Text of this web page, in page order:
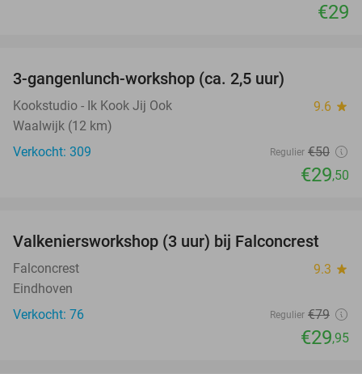
€29
3-gangenlunch-workshop (ca. 2,5 uur)
Kookstudio - Ik Kook Jij Ook 9.6 star
Waalwijk (12 km)
Verkocht: 309
Regulier €50
€29,50
62%
Valkeniersworkshop (3 uur) bij Falconcrest
Falconcrest 9.3 star
Eindhoven
Verkocht: 76
Regulier €79
€29,95